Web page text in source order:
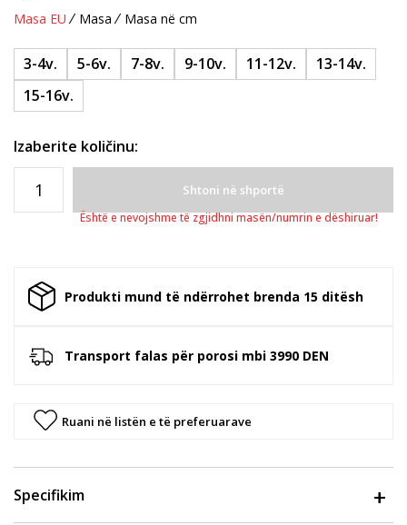
Masa EU Masa Masa në cm
3-4v. 5-6v. 7-8v. 9-10v. 11-12v.
13-14v.
15-16v.
Izaberite količinu:
Shtoni në shportë
Është e nevojshme të zgjidhni masën/numrin e dëshiruar!
Produkti mund të ndërrohet brenda 15 ditësh
Transport falas për porosi mbi 3990 DEN
Ruani në listën e të preferuarave
Specifikim